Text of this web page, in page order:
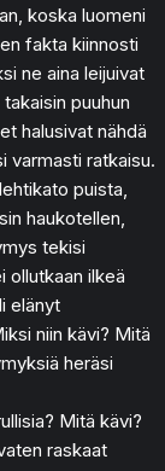
koska luomeni
fakta kiinnosti
ne aina leijuivat
puuhun
halusivat nähdä
varmasti ratkaisu.
puista,
haukotellen,
tekisi
ollutkaan ilkeä
elänyt
niin kävi? Mitä
heräsi
Mitä kävi?
raskaat